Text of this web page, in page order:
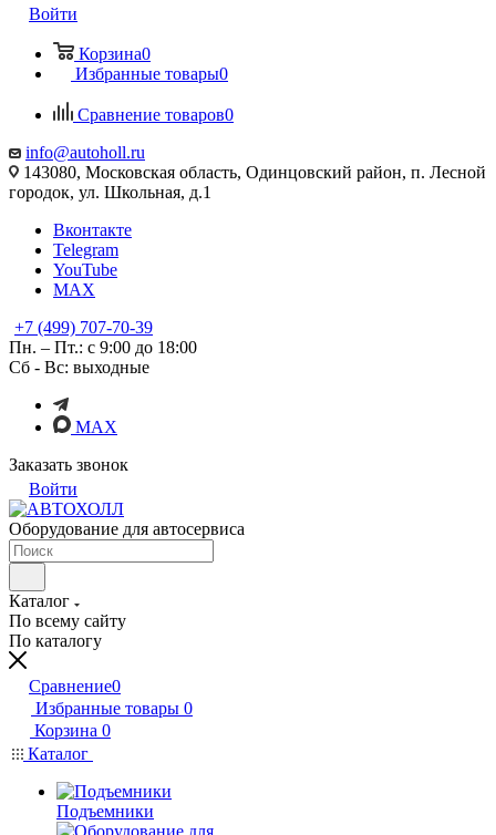
Войти
Корзина0
Избранные товары0
Сравнение товаров0
info@autoholl.ru
143080, Московская область, Одинцовский район, п. Лесной
городок, ул. Школьная, д.1
Вконтакте
Telegram
YouTube
MAX
+7 (499) 707-70-39
Пн. – Пт.: с 9:00 до 18:00
Сб - Вс: выходные
MAX
Заказать звонок
Войти
Оборудование для автосервиса
Каталог
По всему сайту
По каталогу
Сравнение0
Избранные товары 0
Корзина 0
Каталог
Подъемники